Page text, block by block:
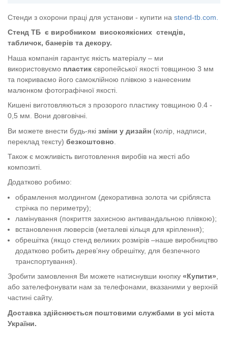
Стенди з охорони праці для установи - купити на stend-tb.com.
Стенд ТБ є виробником високоякісних стендів,
табличок, банерів та декору.
Наша компанія гарантує якість матеріалу – ми
використовуємо пластик європейської якості товщиною 3 мм
та покриваємо його самоклійною плівкою з нанесеним
малюнком фотографічної якості.
Кишені виготовляються з прозорого пластику товщиною 0.4 -
0,5 мм. Вони довговічні.
Ви можете внести будь-які зміни у дизайн (колір, надписи,
переклад тексту) безкоштовно
Також є можливість виготовлення виробів на жесті або
композиті.
Додатково робимо:
обрамлення молдингом (декоративна золота чи срібляста
стрічка по периметру);
ламінування (покриття захисною антивандальною плівкою);
встановлення люверсів (металеві кільця для кріплення);
обрешітка (якщо стенд великих розмірів –наше виробництво
додатково робить дерев’яну обрешітку, для безпечного
транспортування).
Зробити замовлення Ви можете натиснувши кнопку «Купити»
або зателефонувати нам за телефонами, вказаними у верхній
частині сайту.
Доставка здійснюється поштовими службами в усі міста
України.